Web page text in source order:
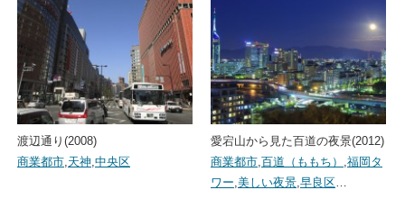
渡辺通り(2008)
商業都市,天神,中央区
愛宕山から見た百道の夜景(2012)
商業都市,百道（ももち） ,福岡タ
ワー,美しい夜景,早良区…